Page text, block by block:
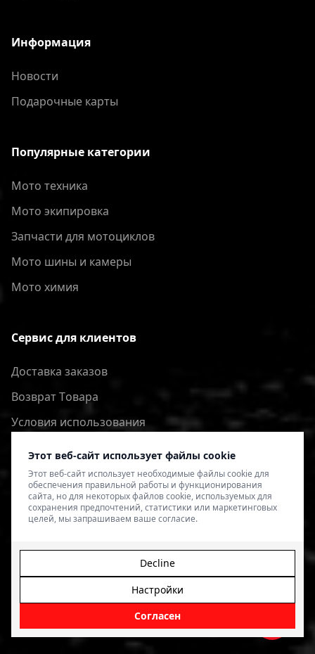
Этот веб-сайт использует файлы cookie
Этот веб-сайт использует необходимые файлы cookie для
обеспечения правильной работы и функционирования
сайта, но для некоторых файлов cookie, используемых для
сохранения предпочтений, статистики или маркетинговых
целей, мы запрашиваем ваше согласие.
Согласен
Настройки
Decline
Информация
Новости
Подарочные карты
Популярные категории
Мото техника
Мото экипировка
Запчасти для мотоциклов
Мото шины и камеры
Мото химия
Сервис для клиентов
Доставка заказов
Bозврат Tовара
Условия использования
Политика конфиденциальности
© 2026 4SPEED.LV. Visas tiesības aizsargātas.
veikala izveide - Magecode.